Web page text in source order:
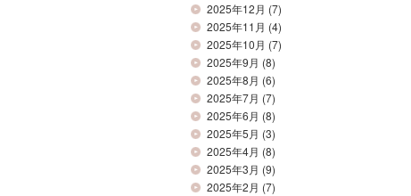
2025年12月 (7)
2025年11月 (4)
2025年10月 (7)
2025年9月 (8)
2025年8月 (6)
2025年7月 (7)
2025年6月 (8)
2025年5月 (3)
2025年4月 (8)
2025年3月 (9)
2025年2月 (7)